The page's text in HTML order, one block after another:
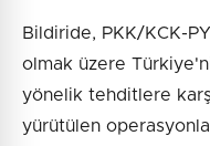
Bildiride, PKK/KCK-
olmak üzere
yönelik tehditlere
yürütülen